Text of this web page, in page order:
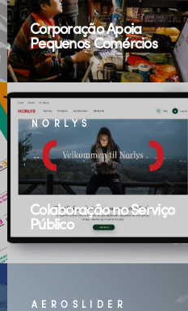
Corporação Apoia
Pequenos Comércios
NORLYS
Colaboração no Serviço
Público
AEROSLIDER